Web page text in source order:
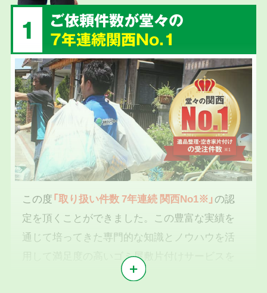
1
ご依頼件数が堂々の
7年連続関西No.1
この度「取り扱い件数 7年連続 関西No1※」の認
定を頂くことができました。この豊富な実績を
通じて培ってきた専門的な知識とノウハウを活
用して満足度の高いゴミ屋敷片付けサービスを